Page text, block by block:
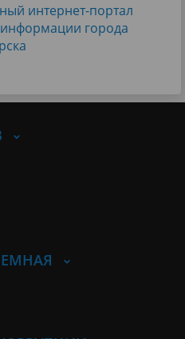
интернет-портал
города